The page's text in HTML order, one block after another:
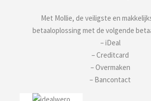
Met Mollie, de veiligste en
betaaloplossing met de volgende
– iDeal
– Creditcard
– Overmaken
– Bancontact